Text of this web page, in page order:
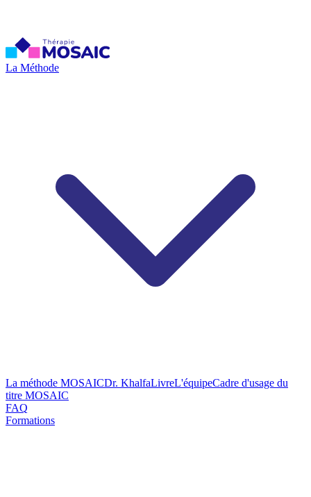
La Méthode
La méthode MOSAICDr. KhalfaLivreL'équipeCadre d'usage du
titre MOSAIC
FAQ
Formations